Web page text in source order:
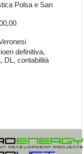
Polsa e San
definitiva,
DL, contabilità